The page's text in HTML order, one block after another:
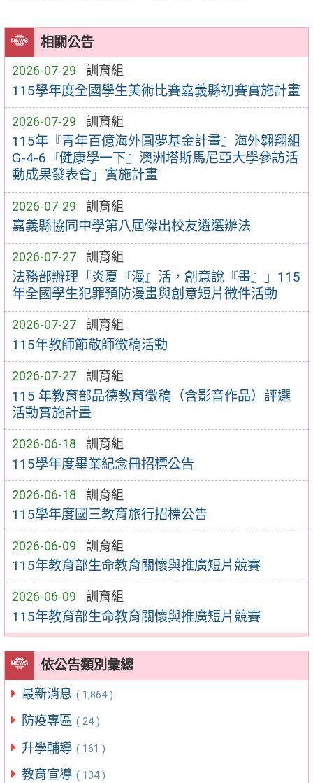
相關公告
2026-07-29 訓育組
115學年度全國學生美術比賽嘉義縣初賽實施計畫
2026-07-29 訓育組
115年『青年百億海外圓夢基金計畫』海外翱翔組
G-4-6『健康學一下』澳洲塔斯馬尼亞大學參訪活
動成果發表會」實施計畫
2026-07-29 訓育組
嘉義縣協同中學第八屆傑出校友遴選辦法
2026-07-27 訓育組
法務部辦理「炎夏『漫』活，創意說『畫』」115
年全國學生犯罪預防漫畫與創意短片徵件活動
2026-07-27 訓育組
115年教師節敬師徵稿活動
2026-07-27 訓育組
115 年教育部品德教育徵稿（含影音作品）評選
活動實施計畫
2026-06-18 訓育組
115學年度畢業紀念冊招標公告
2026-06-18 訓育組
115學年度國三教育旅行招標公告
2026-06-09 訓育組
115年教育部生命教育關懷與推廣短片競賽
2026-06-09 訓育組
115年教育部生命教育關懷與推廣短片競賽
依公告類別彙總
最新消息 ( 1,864 )
防疫專區 ( 24 )
升學輔導 ( 161 )
教育宣導 ( 134 )